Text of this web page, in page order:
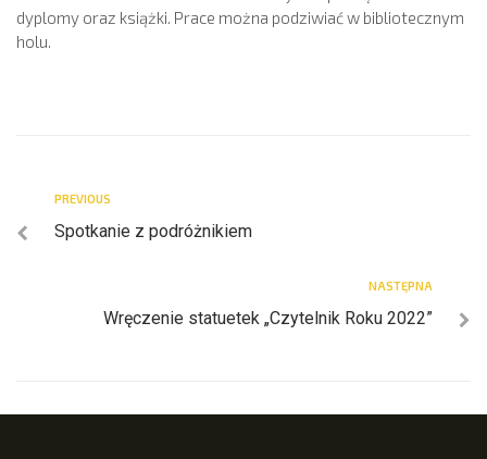
dyplomy oraz książki. Prace można podziwiać w bibliotecznym
holu.
PREVIOUS
Spotkanie z podróżnikiem
NASTĘPNA
Wręczenie statuetek „Czytelnik Roku 2022”